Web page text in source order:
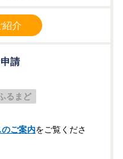
紹介
請
るまど
ご案内をご覧くださ